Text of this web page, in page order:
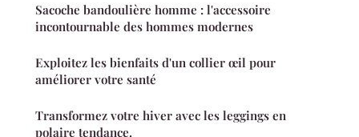
Sacoche bandoulière homme : l'accessoire
incontournable des hommes modernes
Exploitez les bienfaits d'un collier œil pour
améliorer votre santé
Transformez votre hiver avec les leggings en
polaire tendance.